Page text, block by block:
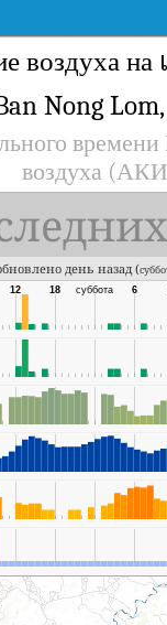
воздуха
Nong
времени
воздуха
день назад (
6
суббота
18
12